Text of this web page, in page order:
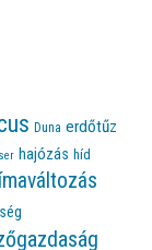
Duna erdőtűz
hajózás híd